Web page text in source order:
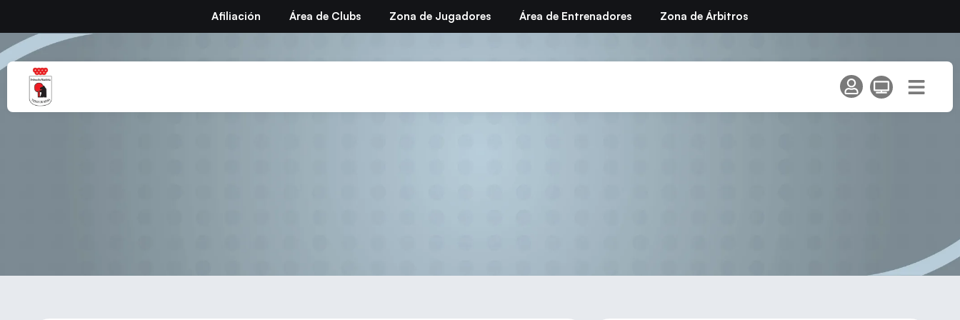
Afiliación Área de Clubs Zona de Jugadores Área de Entrenadores Zona de Árbitros